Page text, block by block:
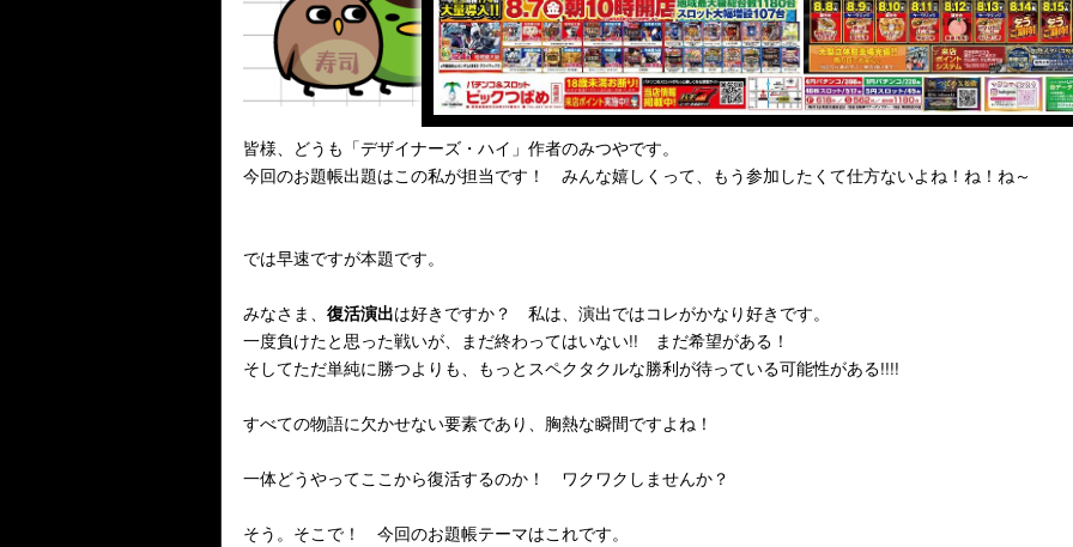
皆様、どうも「デザイナーズ・ハイ」作者のみつやです。
今回のお題帳出題はこの私が担当です！ みんな嬉しくって、もう参加したくて仕方ないよね！ね！ね～
では早速ですが本題です。
みなさま、 復活演出は好きですか？ 私は、演出ではコレがかなり好きです。
一度負けたと思った戦いが、まだ終わってはいない!! まだ希望がある！
そしてただ単純に勝つよりも、もっとスペクタクルな勝利が待っている可能性がある!!!!
すべての物語に欠かせない要素であり、胸熱な瞬間ですよね！
一体どうやってここから復活するのか！ ワクワクしませんか？
そう。そこで！ 今回のお題帳テーマはこれです。